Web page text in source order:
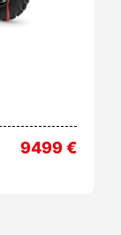
9499€